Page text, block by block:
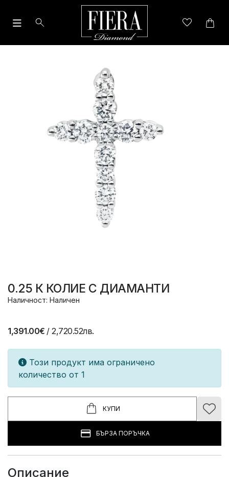
0.25 К КОЛИЕ С ДИАМАНТИ
Наличност: Наличен
1,391.00€ / 2,720.52лв.
Този продукт има ограничено
количество от 1
КУПИ
БЪРЗА ПОРЪЧКА
Описание